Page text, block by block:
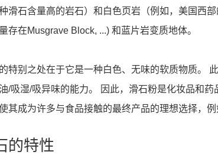
滑石含量高的岩石）和白色页岩（例如，美国西
存在Musgrave Block, ...) 和蓝片岩变质地体。
特别之处在于它是一种白色、无味的软质物质。
/吸湿/吸异味的能力。 因此，滑石粉是化妆品和
其成为许多与食品接触的最终产品的理想选择，
的特性